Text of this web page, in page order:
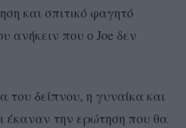
και σπιτικό φαγητό
ανήκειν που ο Joe δεν
του δείπνου, η γυναίκα και
έκαναν την ερώτηση που θα